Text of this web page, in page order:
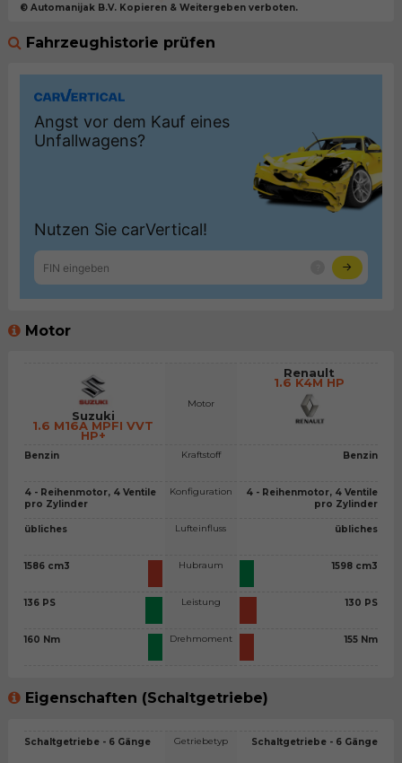
© Automanijak B.V. Kopieren & Weitergeben verboten.
Fahrzeughistorie prüfen
Motor
Suzuki
1.6 M16A MPFI VVT
HP+
Benzin
4 - Reihenmotor, 4 Ventile
pro Zylinder
übliches
1586 cm3
136 PS
160 Nm
Motor
Kraftstoff
Konfiguration
Lufteinfluss
Hubraum
Leistung
Drehmoment
Renault
1.6 K4M HP
Benzin
4 - Reihenmotor, 4 Ventile
pro Zylinder
übliches
1598 cm3
130 PS
155 Nm
Eigenschaften (Schaltgetriebe)
Schaltgetriebe - 6 Gänge Getriebetyp Schaltgetriebe - 6 Gänge